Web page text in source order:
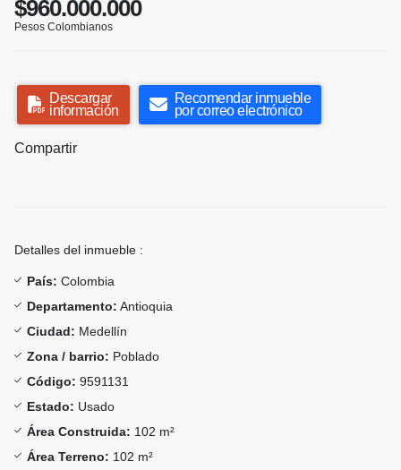
$960.000.000
Pesos Colombianos
Descargar
información
Recomendar inmueble
por correo electrónico
Compartir
Detalles del inmueble :
País: Colombia
Departamento: Antioquia
Ciudad: Medellín
Zona / barrio: Poblado
Código: 9591131
Estado: Usado
Área Construida: 102 m²
Área Terreno: 102 m²